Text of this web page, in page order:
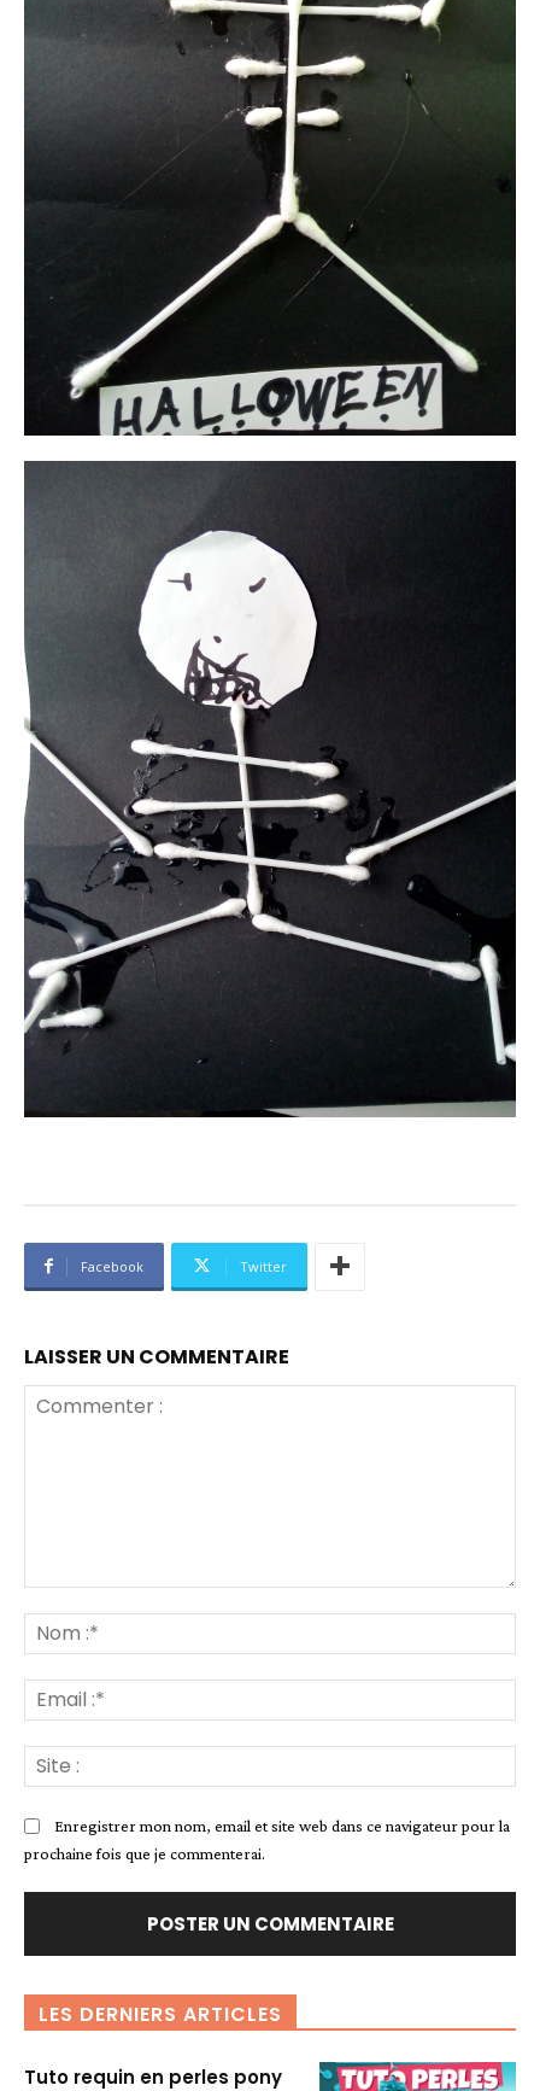
Facebook Twitter
LAISSER UN COMMENTAIRE
:*
:*
:
Enregistrer mon nom, email et site web dans ce navigateur pour la
prochaine fois que je commenterai.
LES DERNIERS ARTICLES
Tuto requin en perles pony